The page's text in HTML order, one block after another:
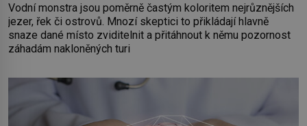
Vodní monstra jsou poměrně častým koloritem nejrůznějších
jezer, řek či ostrovů. Mnozí skeptici to přikládají hlavně
snaze dané místo zviditelnit a přitáhnout k němu pozornost
záhadám nakloněných turi